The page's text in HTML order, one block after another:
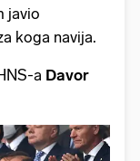
javio
koga navija.
a Davor